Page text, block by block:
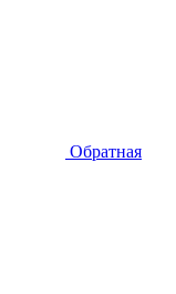
Обратная